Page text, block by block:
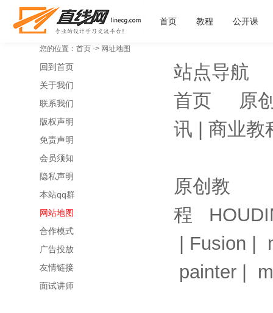
首页 教程 公开课
您的位置： 首页 -> 网址地图
回到首页
关于我们
联系我们
版权声明
免责声明
会员须知
隐私声明
本站qq群
网站地图
合作模式
广告投放
友情链接
面试讲师
站点导航
首页 原
讯
商业教
原创教
程
Fusion
painter